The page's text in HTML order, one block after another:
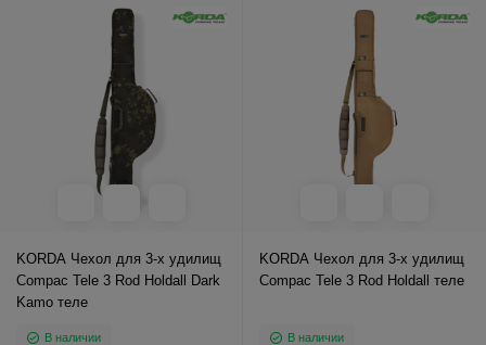
KORDA Чехол для 3-х удилищ
Compac Tele 3 Rod Holdall Dark
Kamo теле
В наличии
KORDA Чехол для 3-х удилищ
Compac Tele 3 Rod Holdall теле
В наличии